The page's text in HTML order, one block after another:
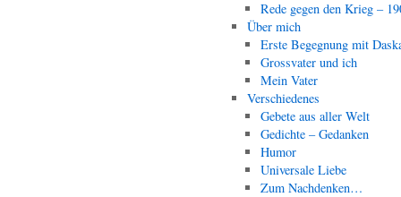
Rede gegen den Krieg –
Über mich
Erste Begegnung mit
Grossvater und ich
Mein Vater
Verschiedenes
Gebete aus aller Welt
Gedichte – Gedanken
Humor
Universale Liebe
Zum Nachdenken…